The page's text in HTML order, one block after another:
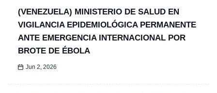
(VENEZUELA) MINISTERIO DE SALUD EN
VIGILANCIA EPIDEMIOLÓGICA PERMANENTE
ANTE EMERGENCIA INTERNACIONAL POR
BROTE DE ÉBOLA
Jun 2, 2026